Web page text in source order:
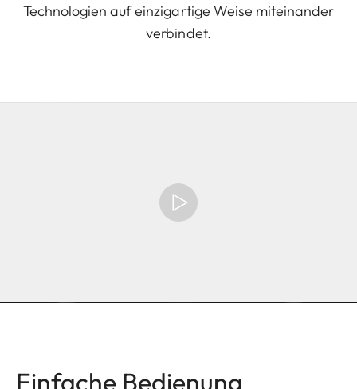
Technologien auf einzigartige Weise miteinander
verbindet.
Einfache Bedienung